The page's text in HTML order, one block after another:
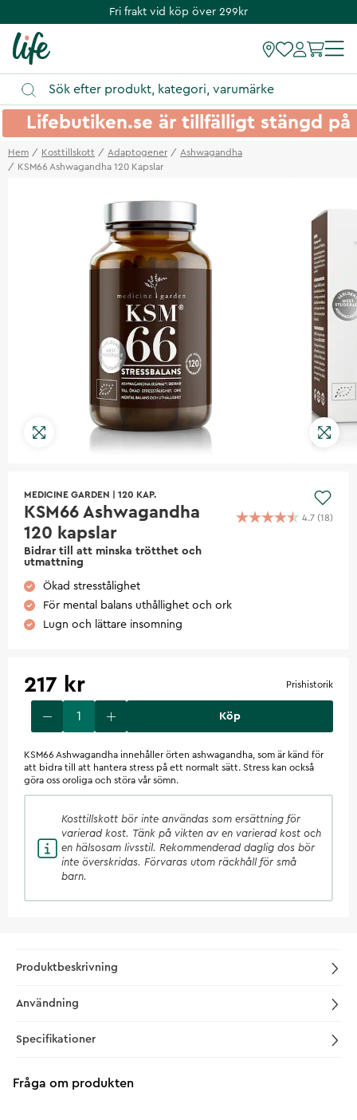
Fri frakt vid köp över 299kr
Lifebutiken.se är tillfälligt stängd
Hem Kosttillskott Adaptogener
Ashwagandha
KSM66 Ashwagandha 120 Kapslar
MEDICINE GARDEN 120 KAP.
KSM66 Ashwagandha
120 kapslar
Bidrar till att minska trötthet och
utmattning
4.7 (18)
Ökad stresstålighet
För mental balans uthållighet och ork
Lugn och lättare insomning
217 kr Prishistorik
Köp
KSM66 Ashwagandha innehåller örten ashwagandha, som är känd för
att bidra till att hantera stress på ett normalt sätt. Stress kan också
göra oss oroliga och störa vår sömn.
Kosttillskott bör inte användas som ersättning för
varierad kost. Tänk på vikten av en varierad kost och
en hälsosam livsstil. Rekommenderad daglig dos bör
inte överskridas. Förvaras utom räckhåll för små
barn.
Produktbeskrivning
Användning
Specifikationer
Fråga om produkten